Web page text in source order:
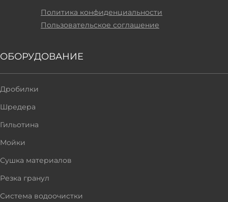
Политика конфиденциальности
Пользовательское соглашение
ОБОРУДОВАНИЕ
Дробилки
Шредера
Гильотина
Мойки
Сушка материалов
Резка гранул
Система водоочистки